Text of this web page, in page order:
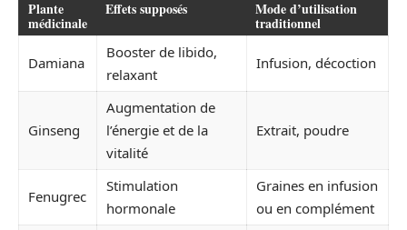
Plante
médicinale
Effets supposés Mode d’utilisation
traditionnel
Damiana
Booster de libido,
relaxant
Infusion, décoction
Ginseng
Augmentation de
l’énergie et de la
vitalité
Extrait, poudre
Fenugrec
Stimulation
hormonale
Graines en infusion
ou en complément